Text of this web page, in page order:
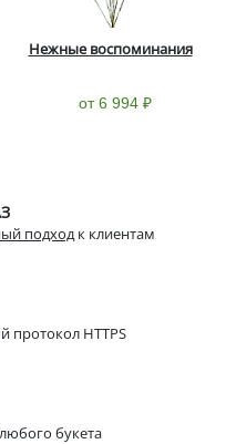
Нежные воспоминания
от 6 994 ₽
подходк клиентам
HTTPS
букета